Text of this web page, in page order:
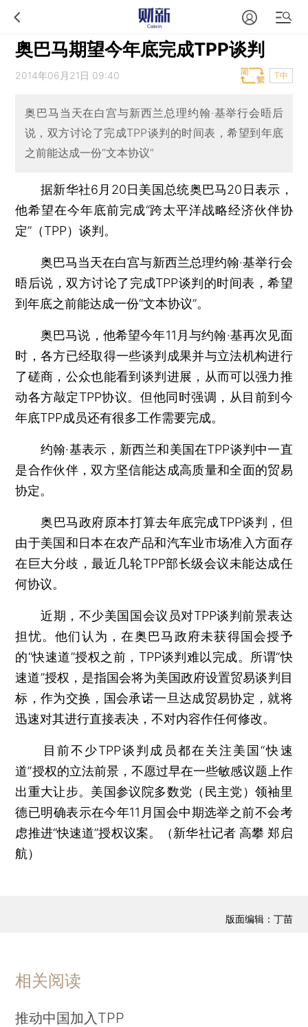
奥巴马期望今年底完成TPP谈判
2014年06月21日 09:40 T中
奥巴马当天在白宫与新西兰总理约翰·基举行会晤后
说，双方讨论了完成TPP谈判的时间表，希望到年底
之前能达成一份“文本协议”
据新华社6月20日美国总统奥巴马20日表示，
他希望在今年底前完成“跨太平洋战略经济伙伴协
定”（TPP）谈判。
奥巴马当天在白宫与新西兰总理约翰·基举行会
晤后说，双方讨论了完成TPP谈判的时间表，希望
到年底之前能达成一份“文本协议”。
奥巴马说，他希望今年11月与约翰·基再次见面
时，各方已经取得一些谈判成果并与立法机构进行
了磋商，公众也能看到谈判进展，从而可以强力推
动各方敲定TPP协议。但他同时强调，从目前到今
年底TPP成员还有很多工作需要完成。
约翰·基表示，新西兰和美国在TPP谈判中一直
是合作伙伴，双方坚信能达成高质量和全面的贸易
协定。
奥巴马政府原本打算去年底完成TPP谈判，但
由于美国和日本在农产品和汽车业市场准入方面存
在巨大分歧，最近几轮TPP部长级会议未能达成任
何协议。
近期，不少美国国会议员对TPP谈判前景表达
担忧。他们认为，在奥巴马政府未获得国会授予
的“快速道”授权之前，TPP谈判难以完成。所谓“快
速道”授权，是指国会将为美国政府设置贸易谈判目
标，作为交换，国会承诺一旦达成贸易协定，就将
迅速对其进行直接表决，不对内容作任何修改。
目前不少TPP谈判成员都在关注美国“快速
道”授权的立法前景，不愿过早在一些敏感议题上作
出重大让步。美国参议院多数党（民主党）领袖里
德已明确表示在今年11月国会中期选举之前不会考
虑推进“快速道”授权议案。（新华社记者 高攀 郑启
航）
版面编辑：丁苗
相关阅读
推动中国加入TPP